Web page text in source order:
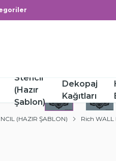
Stencil
(Hazır
Şablon)
Dekopaj
Kağıtları
(HAZIR ŞABLON) Rich WALL